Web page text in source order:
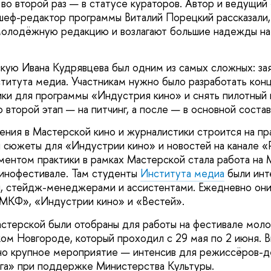
второй раз — в статусе кураторов. Автор и
редактор программы Виталий Порецкий
редакцию и возлагают большие надежды
Ивана Кудрявцева был одним из самых сложных:
медиа. Участникам нужно было разработать
для программы «Индустрия кино» и снять пилотный
второй этап — на питчинг, а после — в основной
в Мастерской кино и журналистики строится на
для «Индустрии кино» и новостей на канале
практики в рамках Мастерской стала работа на
Там студенты Института медиа были
стейдж-менеджерами и ассистентами. Ежедневно
«Индустрии кино» и «Вестей».
были отобраны для работы на фестивале
Новгороде, который проходил с 29 мая по 2 июня.
крупное мероприятие — интенсив для режиссёров-
при поддержке Министерства Культуры.